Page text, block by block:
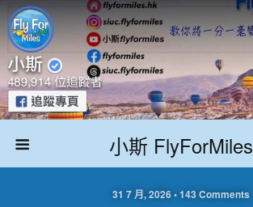
小斯 FlyForMiles
31 7 月, 2026 • 143 Comments